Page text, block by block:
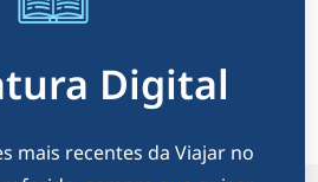
Digital
mais recentes da Viajar no